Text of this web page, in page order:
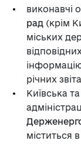
виконавчі
рад (крім
міських
річних
Київська
міститься в